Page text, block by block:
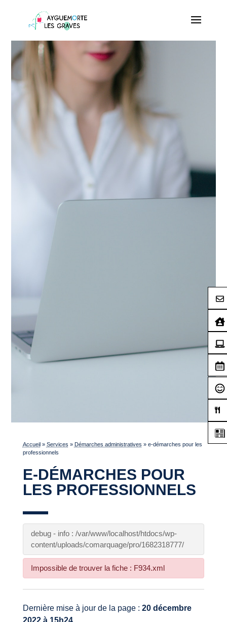
Accueil » Services » Démarches administratives » e-démarches pour les
professionnels
E-DÉMARCHES POUR
LES PROFESSIONNELS
debug - info : /var/www/localhost/htdocs/wp-
content/uploads/comarquage/pro/1682318777/
Impossible de trouver la fiche : F934.xml
Dernière mise à jour de la page : 20 décembre
2022 à 15h24